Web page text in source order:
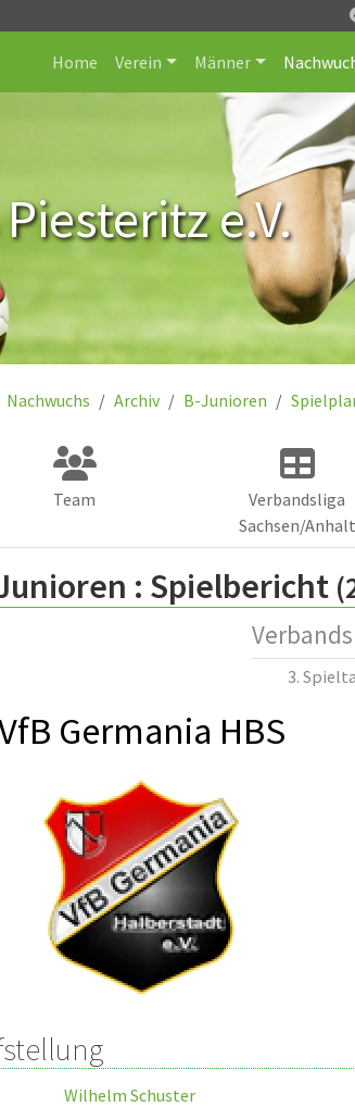
Home Verein Männer
e.V.
Nachwuchs Archiv B-Junioren
Team
Verbandsliga
Sachsen/Anhalt
: Spielbericht
3.
Germania HBS
Wilhelm Schuster